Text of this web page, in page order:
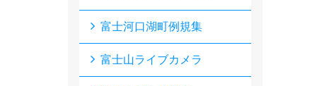
富士河口湖町例規集
富士山ライブカメラ